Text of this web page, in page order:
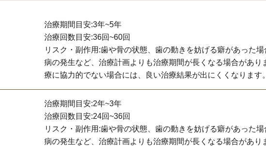
治療期間目安:3年~5年
治療回数目安:36回~60回
リスク・副作用:歯や骨の状態、歯の動きを妨げる癖があった場
病の発生など、治療計画よりも治療期間が長くなる場合があり
療に協力的でない場合には、良い治療結果が出にくくなります。
治療期間目安:2年~3年
治療回数目安:24回~36回
リスク・副作用:歯や骨の状態、歯の動きを妨げる癖があった場
病の発生など、治療計画よりも治療期間が長くなる場合があり